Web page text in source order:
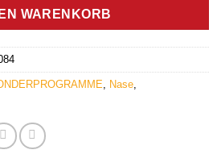
WARENKORB
Nase